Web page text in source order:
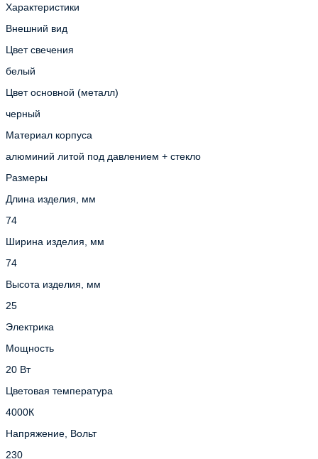
Характеристики
Внешний вид
Цвет свечения
белый
Цвет основной (металл)
черный
Материал корпуса
алюминий литой под давлением + стекло
Размеры
Длина изделия, мм
74
Ширина изделия, мм
74
Высота изделия, мм
25
Электрика
Мощность
20 Вт
Цветовая температура
4000К
Напряжение, Вольт
230